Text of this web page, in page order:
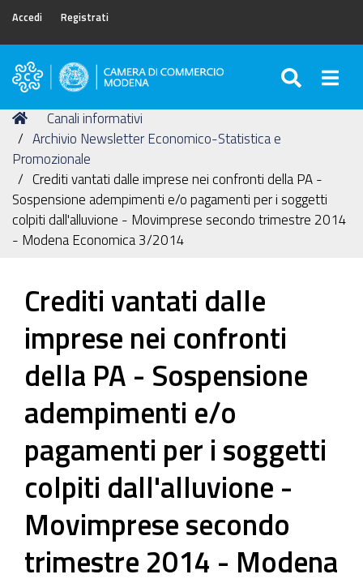
Accedi Registrati
Camera
Commercio
di
Modena
Tu
sei
qui:
Home
Canali informativi
Archivio Newsletter Economico-Statistica e
Promozionale
Crediti vantati dalle imprese nei confronti della PA -
Sospensione adempimenti e/o pagamenti per i soggetti
colpiti dall'alluvione - Movimprese secondo trimestre 2014
- Modena Economica 3/2014
Crediti vantati dalle
imprese nei confronti
della PA - Sospensione
adempimenti e/o
pagamenti per i soggetti
colpiti dall'alluvione -
Movimprese secondo
trimestre 2014 - Modena